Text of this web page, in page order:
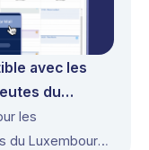
avec les
du
les
du Luxembourg